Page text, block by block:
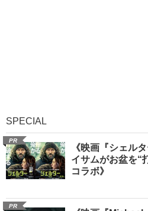
SPECIAL
PR
《映画『シェル
イサムがお盆を“
コラボ》
PR